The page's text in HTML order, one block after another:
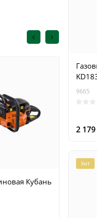
Кубань
Топ
9665
2
Хит